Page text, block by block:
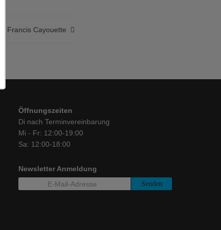
Francis Cayouette
Öffnungszeiten
Di nach Terminvereinbarung
Mi - Fr: 12:00-19:00
Sa: 12:00-18:00
Newsletter Anmeldung